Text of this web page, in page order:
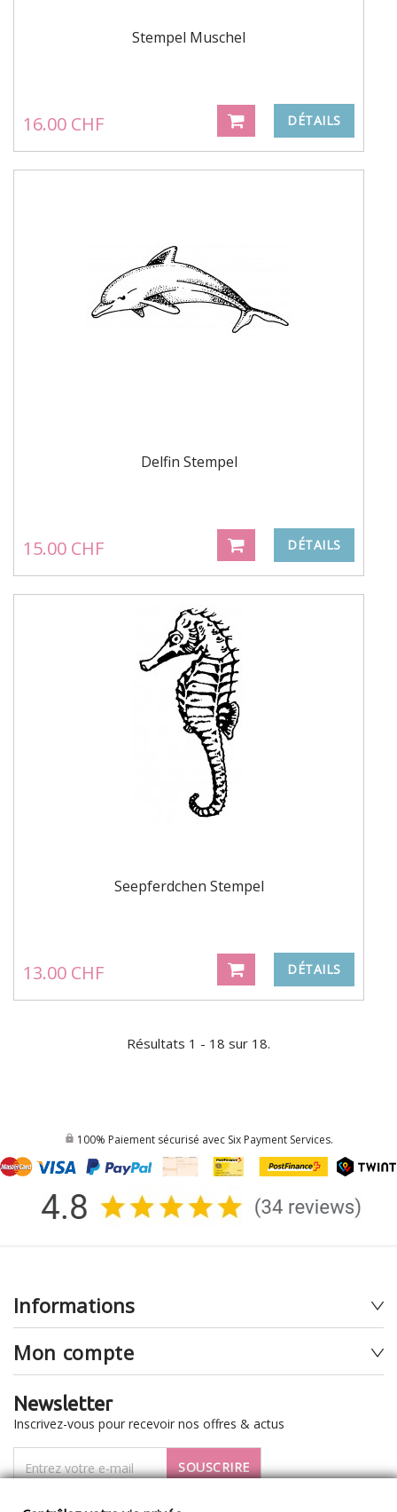
Stempel Muschel
16.00 CHF DÉTAILS
Delfin Stempel
15.00 CHF DÉTAILS
Seepferdchen Stempel
13.00 CHF DÉTAILS
Résultats 1 - 18 sur 18.
100% Paiement sécurisé avec Six Payment Services.
Informations
Mon compte
Newsletter
Inscrivez-vous pour recevoir nos offres & actus
SOUSCRIRE